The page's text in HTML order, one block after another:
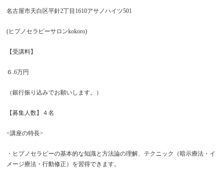
名古屋市天白区平針2丁目1610アサノハイツ501
(ヒプノセラピーサロンkokoro)
【受講料】
６.6万円
（銀行振り込みでお願いします。）
【募集人数】４名
<講座の特長>
・ヒプノセラピーの基本的な知識と方法論の理解、テクニック（暗示療法・イ
メージ療法・行動修正）を習得できます。